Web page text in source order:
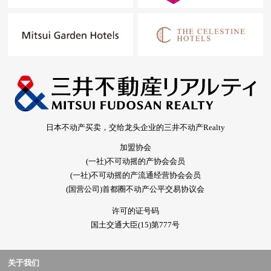
日本不动产买卖，交给龙头企业的三井不动产Realty
加盟协会
(一社)不可动摇的产协会会员
(一社)不可动摇的产流通经营协会会员
(国营公司)首都圈不动产公平交易协议会
许可的证号码
国土交通大臣(15)第777号
关于我们